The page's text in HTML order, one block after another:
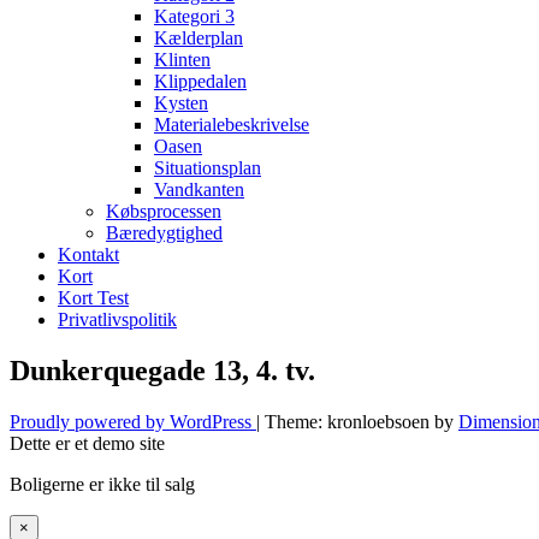
Kategori 3
Kælderplan
Klinten
Klippedalen
Kysten
Materialebeskrivelse
Oasen
Situationsplan
Vandkanten
Købsprocessen
Bæredygtighed
Kontakt
Kort
Kort Test
Privatlivspolitik
Dunkerquegade 13, 4. tv.
Proudly powered by WordPress | Theme: kronloebsoen by
Dette er et demo site
Boligerne er ikke til salg
×